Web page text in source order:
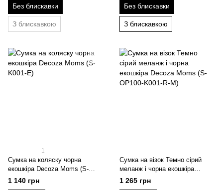
Без блискавки
З блискавкою
Без блискавки
З блискавкою
1
Сумка на коляску чорна
екошкіра Decoza Moms (S-
K001-E)
1 140 грн
Сумка на візок Темно сірий
меланж і чорна екошкіра
Decoza Moms (S-OP100-K001-
1 265 грн